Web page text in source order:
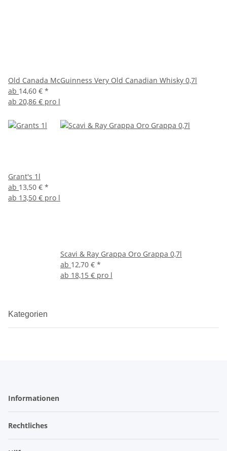
Old Canada McGuinness Very Old Canadian Whisky 0,7l
ab 14,60 € *
ab 20,86 € pro l
Grant's 1l
ab 13,50 € *
ab 13,50 € pro l
Scavi & Ray Grappa Oro Grappa 0,7l
ab 12,70 € *
ab 18,15 € pro l
Kategorien
Informationen
Rechtliches